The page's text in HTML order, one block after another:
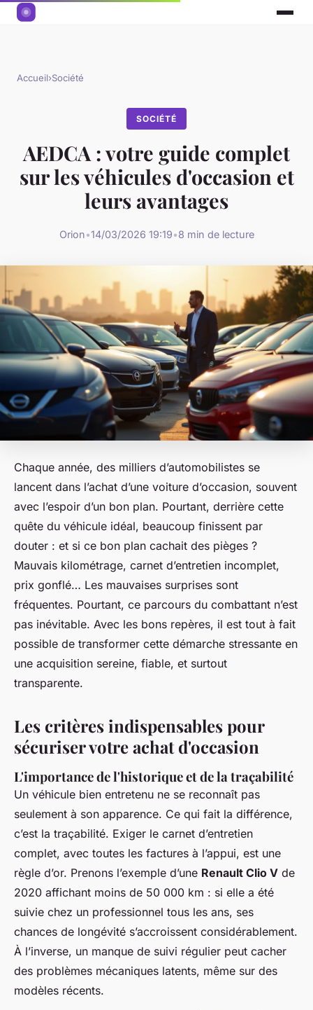
Accueil›Société
SOCIÉTÉ
AEDCA : votre guide complet
sur les véhicules d'occasion et
leurs avantages
Orion•14/03/2026 19:19•8 min de lecture
Chaque année, des milliers d’automobilistes se
lancent dans l’achat d’une voiture d’occasion, souvent
avec l’espoir d’un bon plan. Pourtant, derrière cette
quête du véhicule idéal, beaucoup finissent par
douter : et si ce bon plan cachait des pièges ?
Mauvais kilométrage, carnet d’entretien incomplet,
prix gonflé… Les mauvaises surprises sont
fréquentes. Pourtant, ce parcours du combattant n’est
pas inévitable. Avec les bons repères, il est tout à fait
possible de transformer cette démarche stressante en
une acquisition sereine, fiable, et surtout
transparente.
Les critères indispensables pour
sécuriser votre achat d'occasion
L'importance de l'historique et de la traçabilité
Un véhicule bien entretenu ne se reconnaît pas
seulement à son apparence. Ce qui fait la différence,
c’est la traçabilité. Exiger le carnet d’entretien
complet, avec toutes les factures à l’appui, est une
règle d’or. Prenons l’exemple d’une Renault Clio V de
2020 affichant moins de 50 000 km : si elle a été
suivie chez un professionnel tous les ans, ses
chances de longévité s’accroissent considérablement.
À l’inverse, un manque de suivi régulier peut cacher
des problèmes mécaniques latents, même sur des
modèles récents.